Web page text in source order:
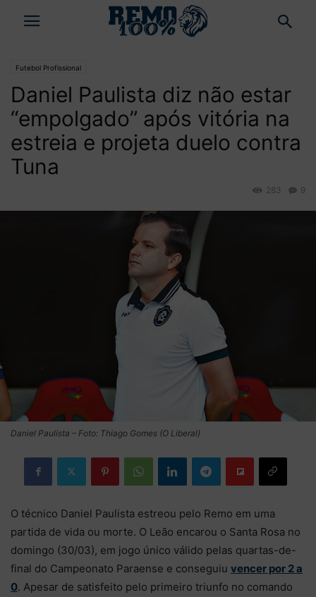
Futebol Profissional
Daniel Paulista diz não estar
“empolgado” após vitória na
estreia e projeta duelo contra
Tuna
9
283
Daniel Paulista – Foto: Thiago Gomes (O Liberal)
O técnico Daniel Paulista estreou pelo Remo em uma
partida de vida ou morte. O Leão encarou o Santa Rosa no
domingo (30/03), em jogo único válido pelas quartas-de-
final do Campeonato Paraense e conseguiu vencer por 2 a
0. Apesar de satisfeito pelo primeiro triunfo no comando